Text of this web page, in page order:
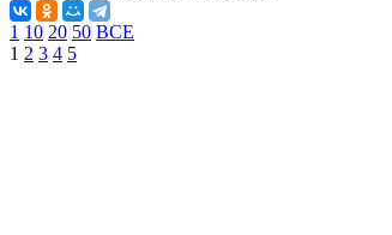
1 10 20 50 ВСЕ
1 2 3 4 5